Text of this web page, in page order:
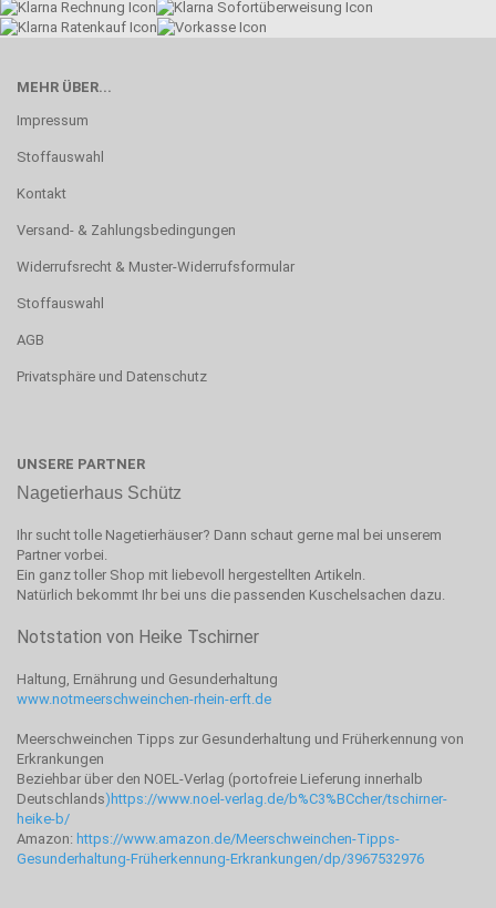
MEHR ÜBER...
Impressum
Stoffauswahl
Kontakt
Versand- & Zahlungsbedingungen
Widerrufsrecht & Muster-Widerrufsformular
Stoffauswahl
AGB
Privatsphäre und Datenschutz
UNSERE PARTNER
Nagetierhaus Schütz
Ihr sucht tolle Nagetierhäuser? Dann schaut gerne mal bei unserem
Partner vorbei.
Ein ganz toller Shop mit liebevoll hergestellten Artikeln.
Natürlich bekommt Ihr bei uns die passenden Kuschelsachen dazu.
Notstation von Heike Tschirner
Haltung, Ernährung und Gesunderhaltung
www.notmeerschweinchen-rhein-erft.de
Meerschweinchen Tipps zur Gesunderhaltung und Früherkennung von
Erkrankungen
Beziehbar über den NOEL-Verlag (portofreie Lieferung innerhalb
Deutschlands) https://www.noel-verlag.de/b%C3%BCcher/tschirner-
heike-b/
Amazon: https://www.amazon.de/Meerschweinchen-Tipps-
Gesunderhaltung-Früherkennung-Erkrankungen/dp/3967532976